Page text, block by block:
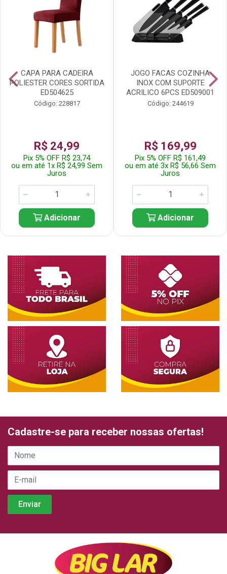
CAPA PARA CADEIRA
POLIESTER CORES SORTIDA
ED504625
Código: 228817
R$ 24,99
Pix 5% OFF R$ 23,74
ou em até 1x R$ 24,99 Sem
Juros
Adicionar
JOGO FACAS COZINHA
INOX COM SUPORTE
ACRILICO 6PCS ED509001
Código: 244619
R$ 169,99
Pix 5% OFF R$ 161,49
ou em até 3x R$ 56,66 Sem
Juros
Adicionar
Cadastre-se para receber nossas ofertas!